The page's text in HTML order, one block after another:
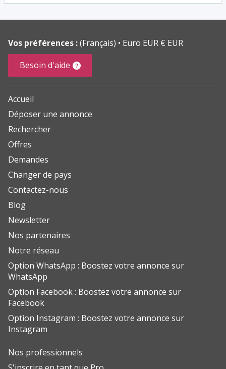
Vos préférences :(Français)
Euro EUR € EUR
Besoin d'aide
Accueil
Déposer une annonce
Rechercher
Offres
Demandes
Changer de pays
Contactez-nous
Blog
Newsletter
Nos partenaires
Notre réseau
Option WhatsApp : Boostez votre annonce sur
WhatsApp
Option Facebook : Boostez votre annonce sur
Facebook
Option Instagram : Boostez votre annonce sur
Instagram
Nos professionnels